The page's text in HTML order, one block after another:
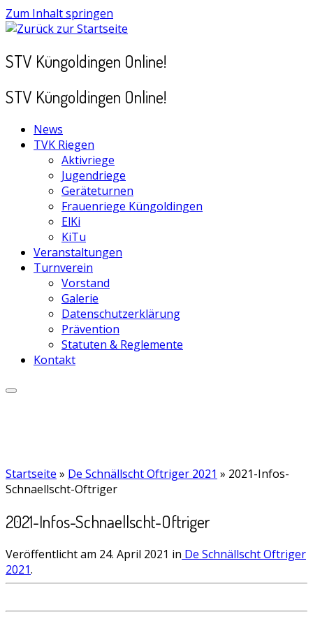
Zum Inhalt springen
STV Küngoldingen Online!
STV Küngoldingen Online!
News
TVK Riegen
Aktivriege
Jugendriege
Geräteturnen
Frauenriege Küngoldingen
ElKi
KiTu
Veranstaltungen
Turnverein
Vorstand
Galerie
Datenschutzerklärung
Prävention
Statuten & Reglemente
Kontakt
Startseite » De Schnällscht Oftriger 2021 » 2021-Infos-
Schnaellscht-Oftriger
2021-Infos-Schnaellscht-Oftriger
Veröffentlicht am 24. April 2021 in De Schnällscht Oftriger
2021.